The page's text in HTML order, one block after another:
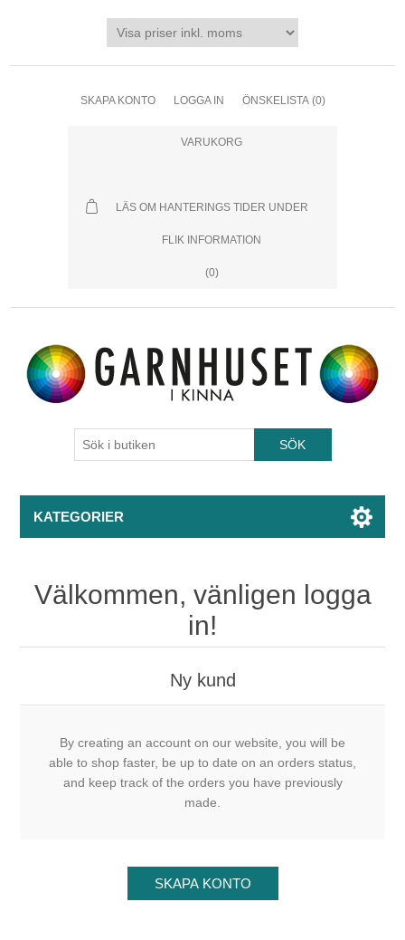
SKAPA KONTO LOGGA IN ÖNSKELISTA (0)
VARUKORG
LÄS OM HANTERINGS TIDER UNDER
FLIK INFORMATION
(0)
KATEGORIER
Välkommen, vänligen logga
in!
Ny kund
By creating an account on our website, you will be
able to shop faster, be up to date on an orders status,
and keep track of the orders you have previously
made.